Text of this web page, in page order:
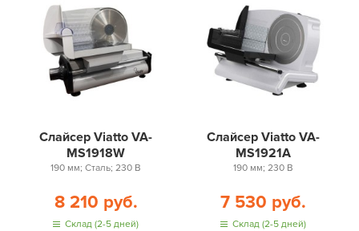
Слайсер Viatto VA-
MS1918W
190 мм; Сталь; 230 В
8 210 руб.
Склад (2-5 дней)
Слайсер Viatto VA-
MS1921A
190 мм; 230 В
7 530 руб.
Склад (2-5 дней)